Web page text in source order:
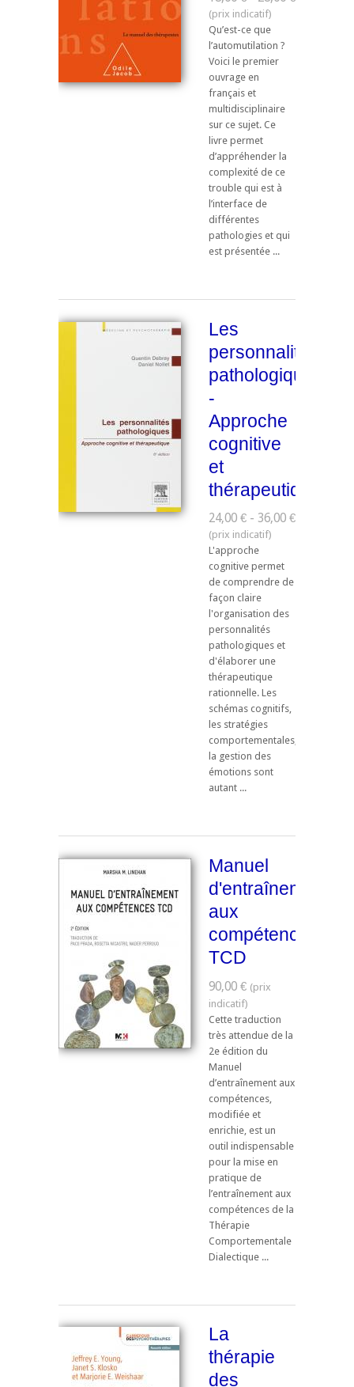
Qu’est-ce que
l’automutilation ?
Voici le premier
ouvrage en
français et
multidisciplinaire
sur ce sujet. Ce
livre permet
d’appréhender la
complexité de ce
trouble qui est à
l’interface de
différentes
pathologies et qui
est présentée ...
Les
personnalités
pathologiques
-
Approche
cognitive
et
thérapeutique
24,00 € - 36,00 €
L'approche
cognitive permet
de comprendre de
façon claire
l'organisation des
personnalités
pathologiques et
d'élaborer une
thérapeutique
rationnelle. Les
schémas cognitifs,
les stratégies
comportementales,
la gestion des
émotions sont
autant ...
Manuel
d'entraînement
aux
compétences
TCD
90,00 €
Cette traduction
très attendue de la
2e édition du
Manuel
d’entraînement aux
compétences,
modifiée et
enrichie, est un
outil indispensable
pour la mise en
pratique de
l’entraînement aux
compétences de la
Thérapie
Comportementale
Dialectique ...
La
thérapie
des